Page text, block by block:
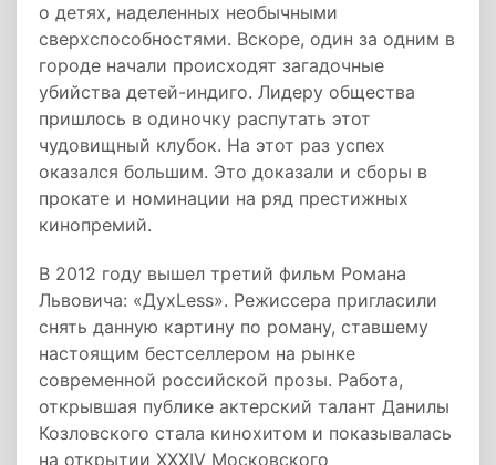
о детях, наделенных необычными
сверхспособностями. Вскоре, один за одним в
городе начали происходят загадочные
убийства детей-индиго. Лидеру общества
пришлось в одиночку распутать этот
чудовищный клубок. На этот раз успех
оказался большим. Это доказали и сборы в
прокате и номинации на ряд престижных
кинопремий.
В 2012 году вышел третий фильм Романа
Львовича: «ДухLess». Режиссера пригласили
снять данную картину по роману, ставшему
настоящим бестселлером на рынке
современной российской прозы. Работа,
открывшая публике актерский талант Данилы
Козловского стала кинохитом и показывалась
на открытии XXXIV Московского